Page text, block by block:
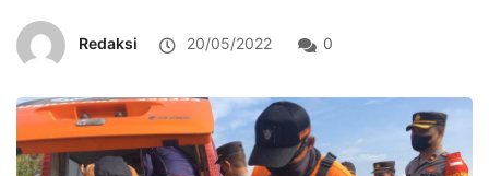
Redaksi 20/05/2022 0